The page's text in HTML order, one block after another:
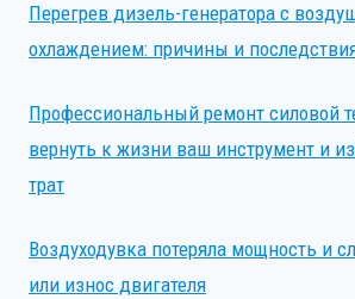
Перегрев дизель-генератора с
охлаждением: причины и
Профессиональный ремонт силовой
вернуть к жизни ваш инструмент и
трат
Воздуходувка потеряла мощность и
или износ двигателя